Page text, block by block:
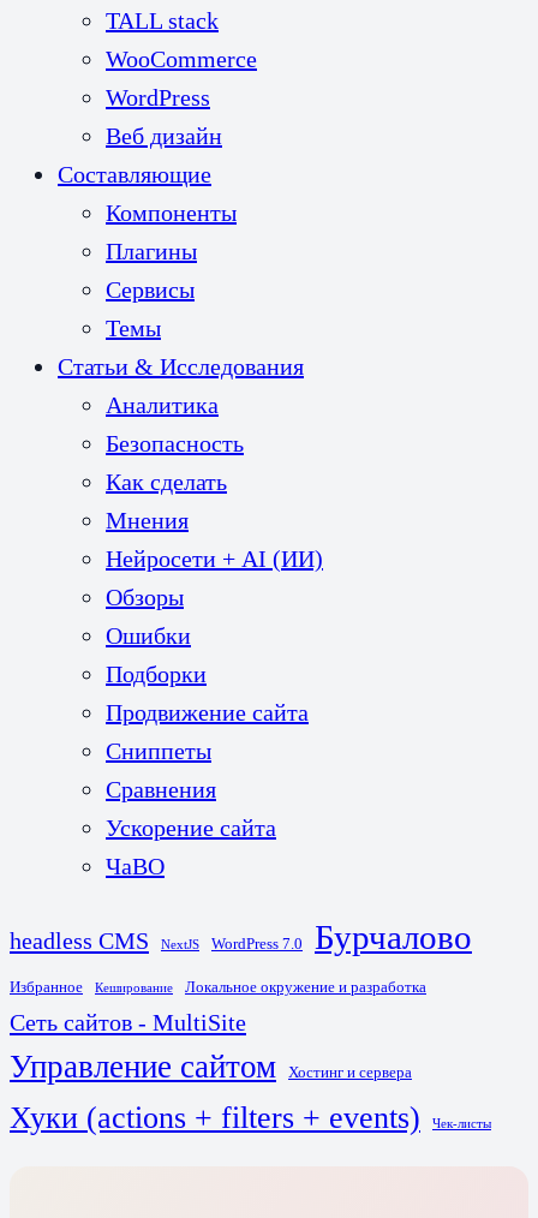
TALL stack
WooCommerce
WordPress
Веб дизайн
Составляющие
Компоненты
Плагины
Сервисы
Темы
Статьи & Исследования
Аналитика
Безопасность
Как сделать
Мнения
Нейросети + AI (ИИ)
Обзоры
Ошибки
Подборки
Продвижение сайта
Сниппеты
Сравнения
Ускорение сайта
ЧаВО
headless CMS NextJS WordPress 7.0 Бурчалово
Избранное Кеширование Локальное окружение и разработка
Сеть сайтов - MultiSite
Управление сайтом Хостинг и сервера
Хуки (actions + filters + events) Чек-листы